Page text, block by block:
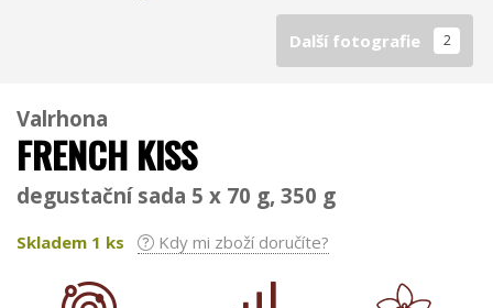
Další fotografie 2
Valrhona
FRENCH KISS
degustační sada 5 x 70 g, 350 g
Skladem 1 ks Kdy mi zboží doručíte?